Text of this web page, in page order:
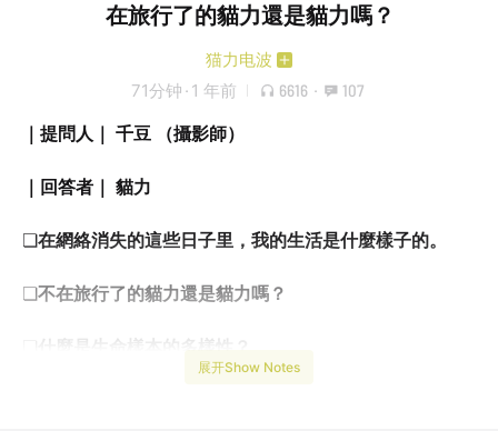
在旅行了的貓力還是貓力嗎？
猫力电波
71分钟 · 1 年前 6616 · 107
｜提問人｜ 千豆 （攝影師）
｜回答者｜ 貓力
❏在網絡消失的這些日子里，我的生活是什麼樣子的。
❏不在旅行了的貓力還是貓力嗎？
什麼是生命樣本的多樣性？
展开Show Notes